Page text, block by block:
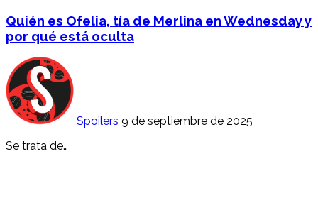
Quién es Ofelia, tía de Merlina en Wednesday y
por qué está oculta
Spoilers 9 de septiembre de 2025
Se trata de…